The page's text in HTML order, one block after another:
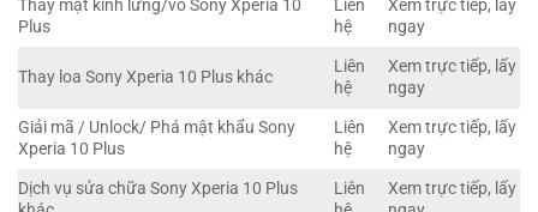
Thay mặt kính lưng/vỏ Sony Xperia 10
Plus
Liên
hệ
Xem trực tiếp, lấy
ngay
Thay loa Sony Xperia 10 Plus khác
Liên
hệ
Xem trực tiếp, lấy
ngay
Giải mã / Unlock/ Phá mật khẩu Sony
Xperia 10 Plus
Liên
hệ
Xem trực tiếp, lấy
ngay
Dịch vụ sửa chữa Sony Xperia 10 Plus
Liên
Xem trực tiếp, lấy